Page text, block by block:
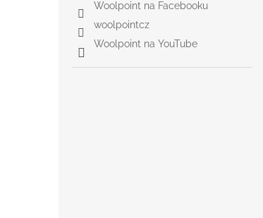
Woolpoint na Facebooku
woolpointcz
Woolpoint na YouTube